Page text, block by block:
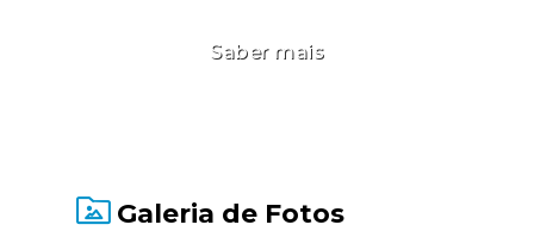
Saber mais
Galeria de Fotos